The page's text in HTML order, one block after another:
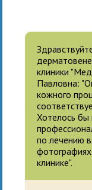
клиники
Павловна:
кожного
Хотелось бы
по лечению
клинике".